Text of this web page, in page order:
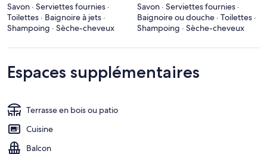
Savon · Serviettes fournies ·
Toilettes · Baignoire à jets ·
Shampoing · Sèche-cheveux
Savon · Serviettes fournies ·
Baignoire ou douche · Toilettes ·
Shampoing · Sèche-cheveux
Espaces supplémentaires
Terrasse en bois ou patio
Cuisine
Balcon